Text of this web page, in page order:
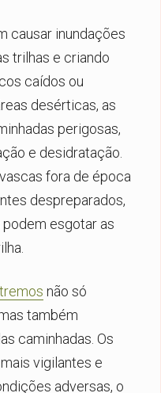
causar inundações
trilhas e criando
caídos ou
desérticas, as
perigosas,
e desidratação.
fora de época
despreparados,
esgotar as
não só
também
caminhadas. Os
vigilantes e
adversas, o